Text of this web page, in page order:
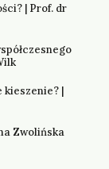
| Prof. dr
kieszenie? |
Zwolińska